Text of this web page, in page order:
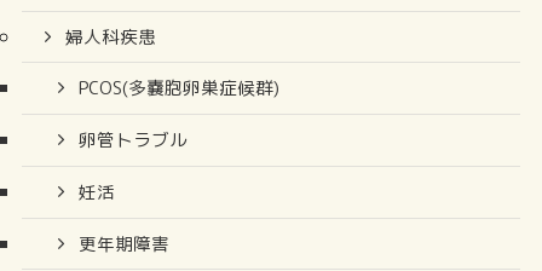
婦人科疾患
PCOS(多嚢胞卵巣症候群)
卵管トラブル
妊活
更年期障害